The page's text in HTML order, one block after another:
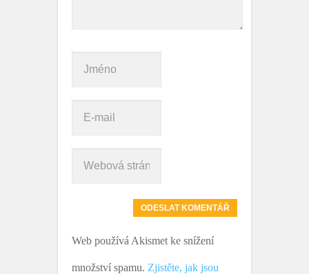
Web používá Akismet ke snížení
množství spamu. Zjistěte, jak jsou